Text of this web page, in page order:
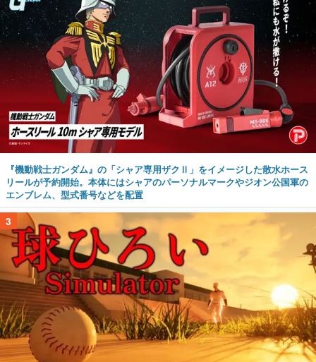
『機動戦士ガンダム』の「シャア専用ザクⅡ」をイメージした散水ホース
リールが予約開始。本体にはシャアのパーソナルマークやジオン公国軍の
エンブレム、型式番号などを配置
3